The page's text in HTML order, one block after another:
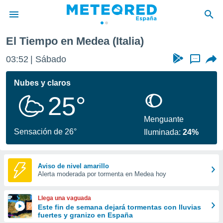
de
por
se
calidad.
a este
las
y
forma
digital
basada
El Tiempo en Medea (Italia)
03:52 Sábado ...
Nubes y claros
25°
Sensación de 26°
Menguante
Iluminada:24%
Aviso de nivel amarillo
Alerta moderada por tormenta en Medea hoy
Llega una vaguada
Este fin de semana dejará tormentas con lluvias
fuertes y granizo en España